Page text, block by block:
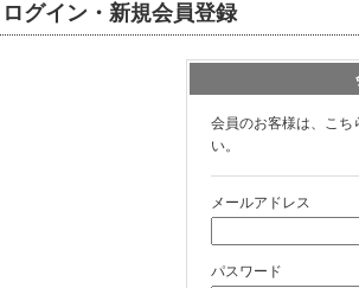
ログイン・新規会員登録
会員のお客様は、こち
い。
メールアドレス
パスワード